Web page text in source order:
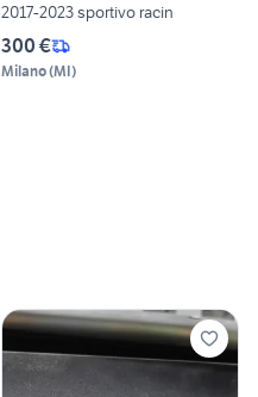
2017-2023 sportivo racin
300 €
Milano(MI)